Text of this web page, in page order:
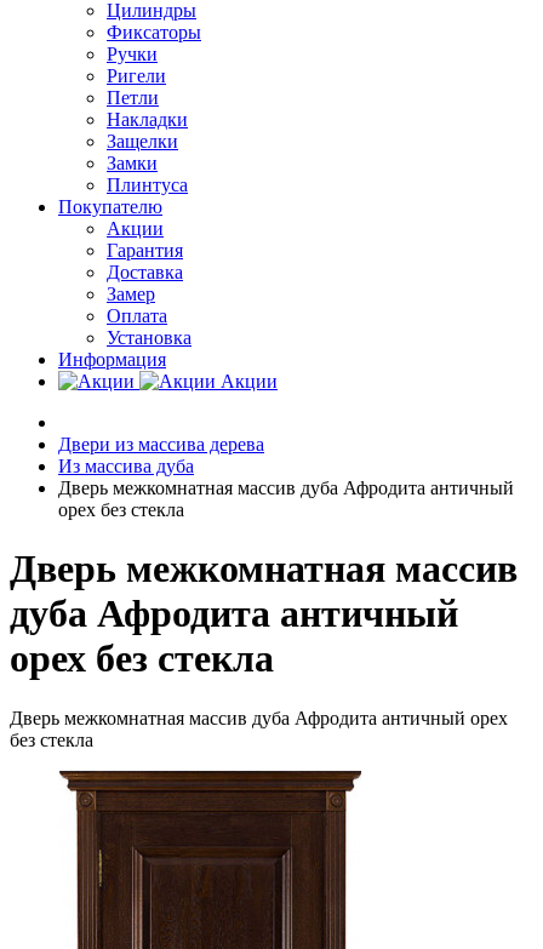
Цилиндры
Фиксаторы
Ручки
Ригели
Петли
Накладки
Защелки
Замки
Плинтуса
Покупателю
Акции
Гарантия
Доставка
Замер
Оплата
Установка
Информация
Акции
Двери из массива дерева
Из массива дуба
Дверь межкомнатная массив дуба Афродита античный
орех без стекла
Дверь межкомнатная массив
дуба Афродита античный
орех без стекла
Дверь межкомнатная массив дуба Афродита античный орех
без стекла